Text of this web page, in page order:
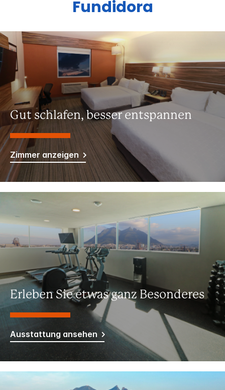
Fundidora
Gut schlafen, besser entspannen
Zimmer anzeigen
Erleben Sie etwas ganz Besonderes
Ausstattung ansehen